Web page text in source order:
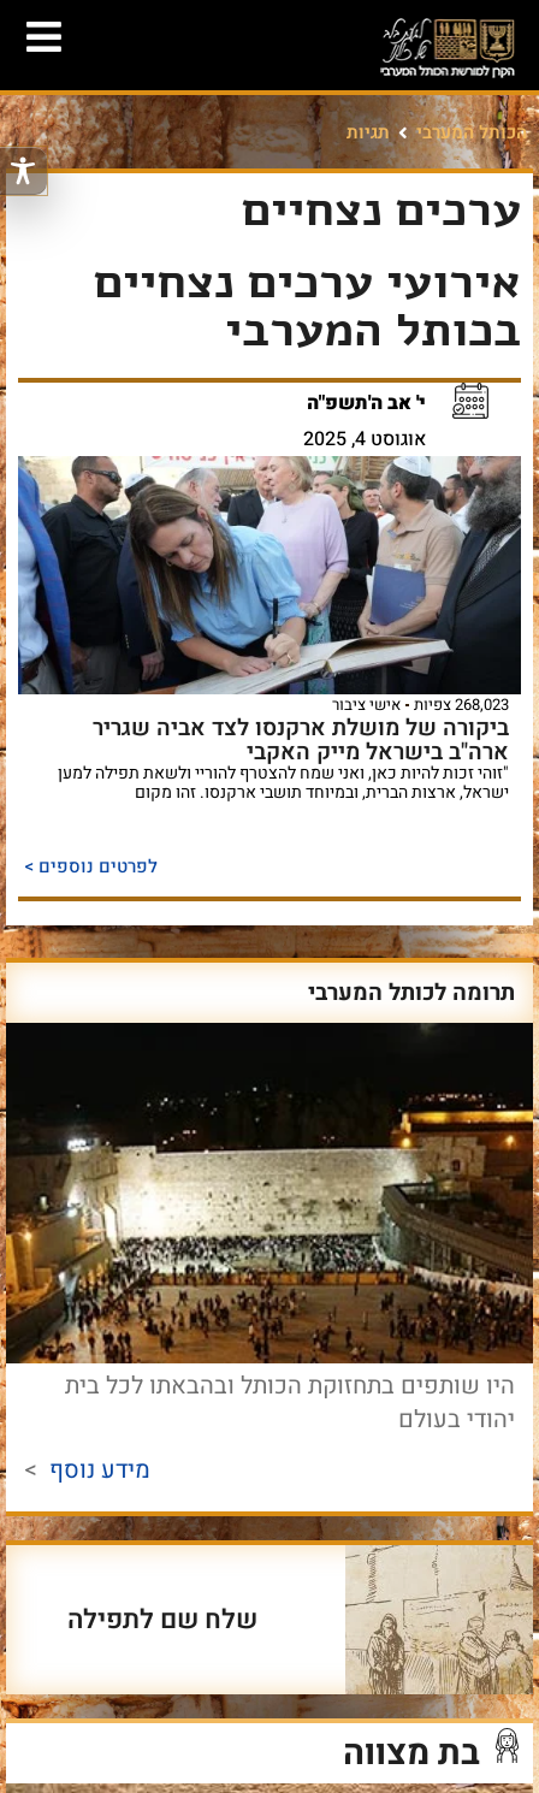
הכותל המערבי תגיות
ערכים נצחיים
אירועי ערכים נצחיים
בכותל המערבי
י' אב ה'תשפ"ה
אוגוסט 4, 2025
268,023 צפיות אישי ציבור
ביקורה של מושלת ארקנסו לצד אביה שגריר
ארה"ב בישראל מייק האקבי
"זוהי זכות להיות כאן, ואני שמח להצטרף להוריי ולשאת תפילה למען
ישראל, ארצות הברית, ובמיוחד תושבי ארקנסו. זהו מקום
לפרטים נוספים >
תרומה לכותל המערבי
היו שותפים בתחזוקת הכותל ובהבאתו לכל בית
יהודי בעולם
מידע נוסף >
שלח שם לתפילה
בת מצווה